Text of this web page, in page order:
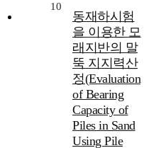
10
동재하시험
을 이용한 모
래지반의 말
뚝 지지력산
정(Evaluation
of Bearing
Capacity of
Piles in Sand
Using Pile